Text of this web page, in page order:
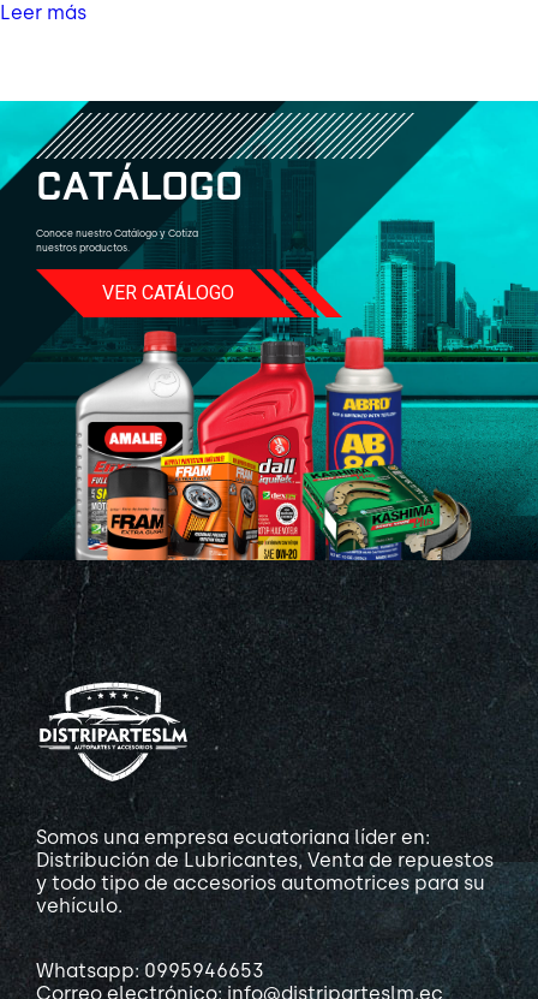
Leer más
CATÁLOGO
Conoce nuestro Catálogo y Cotiza
nuestros productos.
VER CATÁLOGO
Somos una empresa ecuatoriana líder en:
Distribución de Lubricantes, Venta de repuestos
y todo tipo de accesorios automotrices para su
vehículo.
Whatsapp: 0995946653
Correo electrónico: info@distriparteslm.ec